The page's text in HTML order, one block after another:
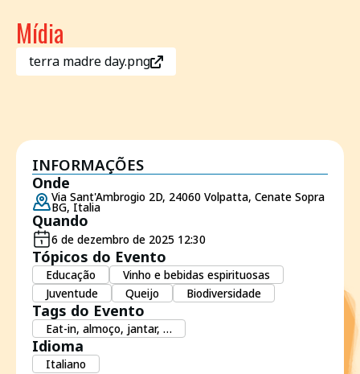
Mídia
terra madre day.png
INFORMAÇÕES
Onde
Via Sant'Ambrogio 2D, 24060 Volpatta, Cenate Sopra
BG, Italia
Quando
6 de dezembro de 2025 12:30
Tópicos do Evento
Educação
Vinho e bebidas espirituosas
Juventude
Queijo Biodiversidade
Tags do Evento
Eat-in, almoço, jantar, …
Idioma
Italiano